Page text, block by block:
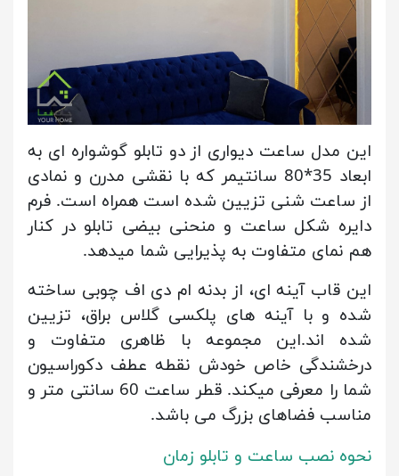
این مدل ساعت دیواری از دو تابلو گوشواره ای به
ابعاد 35*80 سانتیمر که با نقشی مدرن و نمادی
از ساعت شنی تزیین شده است همراه است. فرم
دایره شکل ساعت و منحنی بیضی تابلو در کنار
هم نمای متفاوت به پذیرایی شما میدهد.
این قاب آینه ای، از بدنه ام دی اف چوبی ساخته
شده و با آینه های پلکسی گلاس براق، تزیین
شده اند.این مجموعه با ظاهری متفاوت و
درخشندگی خاص خودش نقطه عطف دکوراسیون
شما را معرفی میکند.
قطر ساعت 60 سانتی متر و
مناسب فضاهای بزرگ می باشد.
نحوه نصب ساعت و تابلو زمان